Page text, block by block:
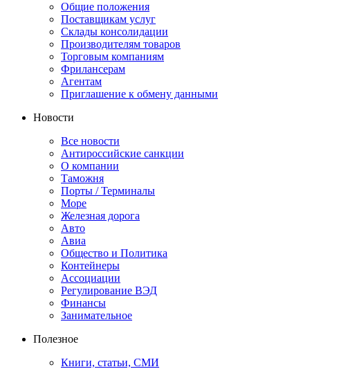
Общие положения
Поставщикам услуг
Склады консолидации
Производителям товаров
Торговым компаниям
Фрилансерам
Агентам
Приглашение к обмену данными
Новости
Все новости
Антироссийские санкции
О компании
Таможня
Порты / Терминалы
Море
Железная дорога
Авто
Авиа
Общество и Политика
Контейнеры
Ассоциации
Регулирование ВЭД
Финансы
Занимательное
Полезное
Книги, статьи, СМИ